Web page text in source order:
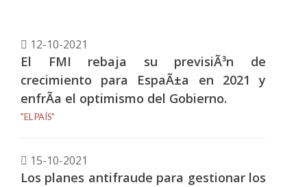
12-10-2021
El FMI rebaja su previsiÃ³n de
crecimiento para EspaÃ±a en 2021 y
enfrÃ­a el optimismo del Gobierno.
"EL PAÍS"
15-10-2021
Los planes antifraude para gestionar los